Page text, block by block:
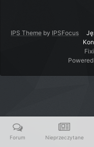
IPS Theme by IPSFocus
Forum Nieprzeczytane